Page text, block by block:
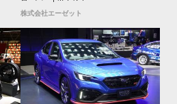
株式会社エーゼット